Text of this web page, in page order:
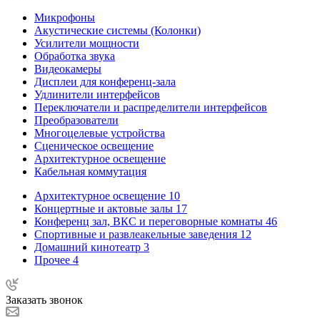
Микрофоны
Акустические системы (Колонки)
Усилители мощности
Обработка звука
Видеокамеры
Дисплеи для конференц-зала
Удлинители интерфейсов
Переключатели и распределители интерфейсов
Преобразователи
Многоцелевые устройства
Сценическое освещение
Архитектурное освещение
Кабельная коммутация
Архитектурное освещение 10
Концертные и актовые залы 17
Конференц зал, ВКС и переговорные комнаты 46
Спортивные и развлеакельные заведения 12
Домашний кинотеатр 3
Прочее 4
Заказать звонок